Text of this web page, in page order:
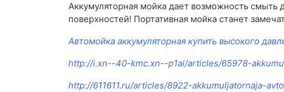
Аккумуляторная мойка дает возможность смыть
поверхностей! Портативная мойка станет
Автомойка аккумуляторная купить высокого
http://i.xn--40-kmc.xn--p1ai/articles/65978-
http://611611.ru/articles/8922-akkumuljatornaja-